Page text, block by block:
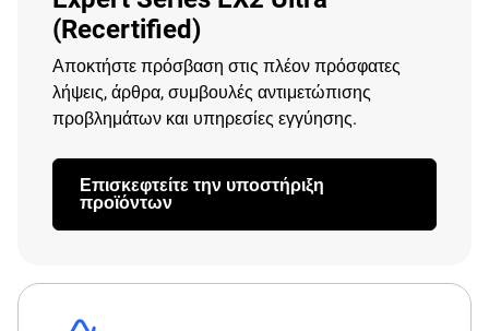
(Recertified)
Αποκτήστε πρόσβαση στις πλέον πρόσφατες
λήψεις, άρθρα, συμβουλές αντιμετώπισης
προβλημάτων και υπηρεσίες εγγύησης.
Επισκεφτείτε την υποστήριξη
προϊόντων